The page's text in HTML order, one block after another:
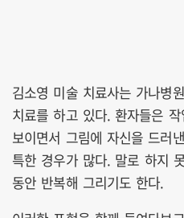
김소영 미술 치료사는 가나병
치료를 하고 있다. 환자들은
보이면서 그림에 자신을 드러
특한 경우가 많다. 말로 하지
동안 반복해 그리기도 한다.